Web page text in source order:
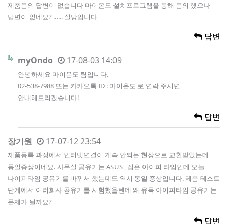
제품문의 답변이 없습니다 마이온도 설치프로그램을 통해 문의 했으나
답변이 없네요? ...... 실망입니다
답변
myOndo 17-08-03 14:09
안녕하세요 마이온도 팀입니다.
02-538-7988 또는 카카오톡 ID : 마이온도 로 연락 주시면
안내해드리겠습니다!
답변
장기원 17-07-12 23:54
제품등록 과정에서 인터넷연결이 계속 안되는 현상으로 교환받았는데
동일증상이네요. 사무실 공유기는 ASUS , 집은 아이피 타임인데 오늘
나이피타임 공유기를 바꿔서 했는데도 역시 동일 증상입니다. 제품 테스트
단계에서 여러회사 공유기를 시험했을텐데 왜 유독 아이피타임 공유기는
문제가 될까요?
답변